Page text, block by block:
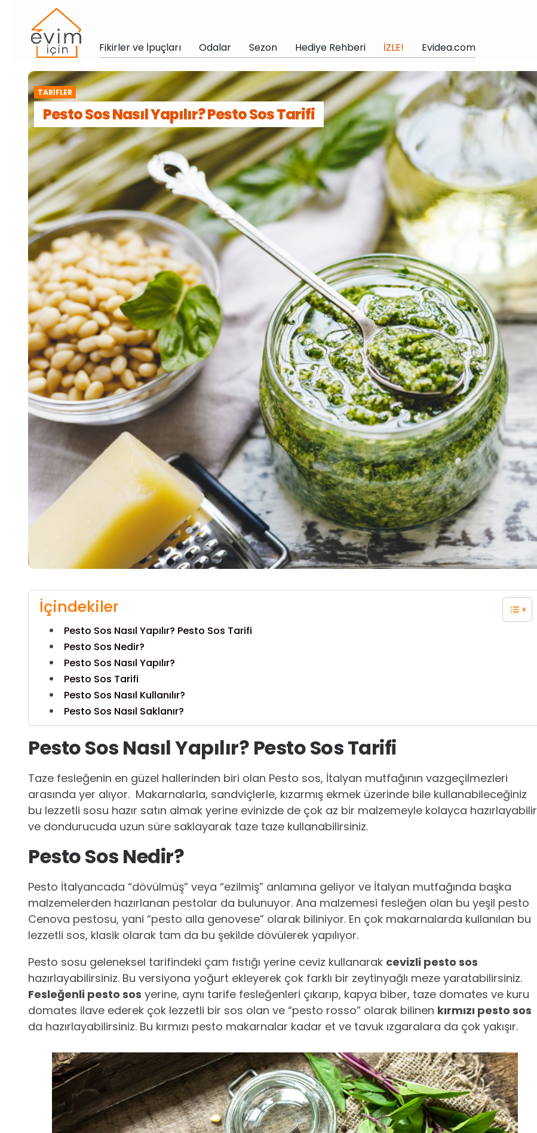
Fikirler ve İpuçları Odalar Sezon Hediye Rehberi İZLE! Evidea.com
TARIFLER
Pesto Sos Nasıl Yapılır? Pesto Sos Tarifi
İçindekiler
Pesto Sos Nasıl Yapılır? Pesto Sos Tarifi
Pesto Sos Nedir?
Pesto Sos Nasıl Yapılır?
Pesto Sos Tarifi
Pesto Sos Nasıl Kullanılır?
Pesto Sos Nasıl Saklanır?
Pesto Sos Nasıl Yapılır? Pesto Sos Tarifi
Taze fesleğenin en güzel hallerinden biri olan Pesto sos, İtalyan mutfağının vazgeçilmezleri
arasında yer alıyor. Makarnalarla, sandviçlerle, kızarmış ekmek üzerinde bile kullanabileceğiniz
bu lezzetli sosu hazır satın almak yerine evinizde de çok az bir malzemeyle kolayca hazırlayabilir
ve dondurucuda uzun süre saklayarak taze taze kullanabilirsiniz.
Pesto Sos Nedir?
Pesto İtalyancada “dövülmüş” veya “ezilmiş” anlamına geliyor ve İtalyan mutfağında başka
malzemelerden hazırlanan pestolar da bulunuyor. Ana malzemesi fesleğen olan bu yeşil pesto
Cenova pestosu, yani “pesto alla genovese” olarak biliniyor. En çok makarnalarda kullanılan bu
lezzetli sos, klasik olarak tam da bu şekilde dövülerek yapılıyor.
Pesto sosu geleneksel tarifindeki çam fıstığı yerine ceviz kullanarak cevizli pesto sos
hazırlayabilirsiniz. Bu versiyona yoğurt ekleyerek çok farklı bir zeytinyağlı meze yaratabilirsiniz.
Fesleğenli pesto sos yerine, aynı tarife fesleğenleri çıkarıp, kapya biber, taze domates ve kuru
domates ilave ederek çok lezzetli bir sos olan ve “pesto rosso” olarak bilinen kırmızı pesto sos
da hazırlayabilirsiniz. Bu kırmızı pesto makarnalar kadar et ve tavuk ızgaralara da çok yakışır.